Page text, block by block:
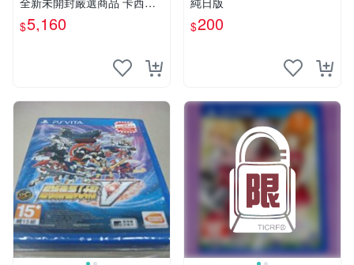
電競耳機耳罩 PSV vita 耳機
電競耳機
$5,160
$200